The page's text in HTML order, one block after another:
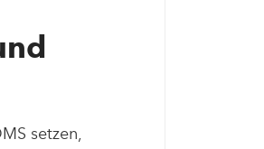
setzen,